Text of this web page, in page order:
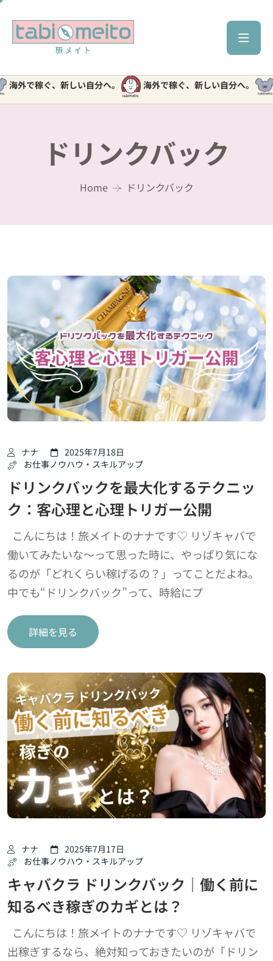
外で稼ぐ、新しい自分へ。 海外で稼ぐ、新しい自分へ。
ドリンクバック
Home ドリンクバック
ナナ
2025年7月18日
お仕事ノウハウ・スキルアップ
ドリンクバックを最大化するテクニッ
ク：客心理と心理トリガー公開
こんにちは！旅メイトのナナです♡ リゾキャバで
働いてみたいな～って思った時に、やっぱり気にな
るのが「どれくらい稼げるの？」ってことだよね。
中でも“ドリンクバック”って、時給にプ
詳細を見る
ナナ
2025年7月17日
お仕事ノウハウ・スキルアップ
キャバクラ ドリンクバック｜働く前に
知るべき稼ぎのカギとは？
こんにちは！旅メイトのナナです♡ リゾキャバで
出稼ぎするなら、絶対知っておきたいのが「ドリン